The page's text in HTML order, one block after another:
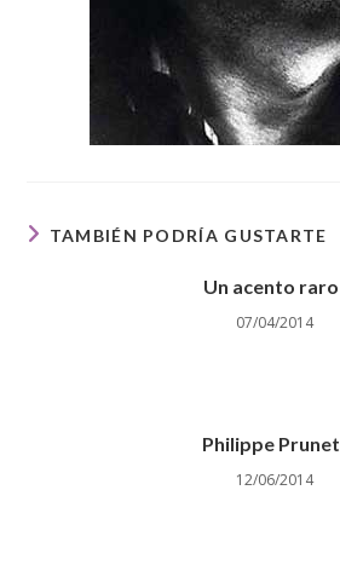
TAMBIÉN PODRÍA GUSTARTE
Un acento raro
07/04/2014
Philippe Prunet
12/06/2014